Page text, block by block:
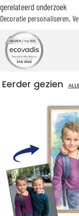
gerelateerd onderzoek
Decoratie personaliseren
Eerder gezien